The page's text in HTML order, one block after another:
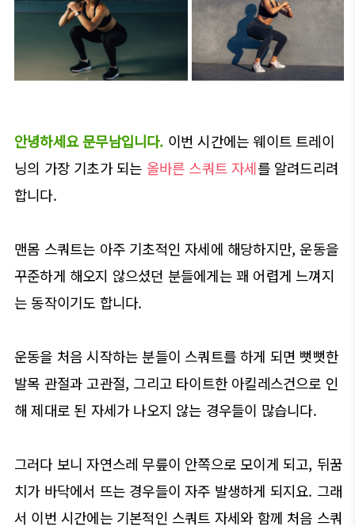
안녕하세요 문무남입니다. 이번 시간에는 웨이트 트레이
닝의 가장 기초가 되는 올바른 스쿼트 자세를 알려드리려
합니다.
맨몸 스쿼트는 아주 기초적인 자세에 해당하지만, 운동을
꾸준하게 해오지 않으셨던 분들에게는 꽤 어렵게 느껴지
는 동작이기도 합니다.
운동을 처음 시작하는 분들이 스쿼트를 하게 되면 뻣뻣한
발목 관절과 고관절, 그리고 타이트한 아킬레스건으로 인
해 제대로 된 자세가 나오지 않는 경우들이 많습니다.
그러다 보니 자연스레 무릎이 안쪽으로 모이게 되고, 뒤꿈
치가 바닥에서 뜨는 경우들이 자주 발생하게 되지요. 그래
서 이번 시간에는 기본적인 스쿼트 자세와 함께 처음 스쿼